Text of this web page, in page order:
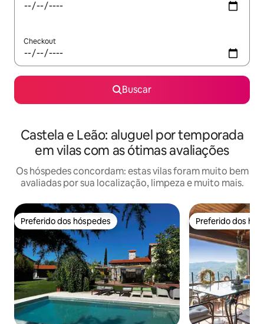
Checkout
Buscar
Castela e Leão: aluguel por temporada
em vilas com as ótimas avaliações
Os hóspedes concordam: estas vilas foram muito bem
avaliadas por sua localização, limpeza e muito mais.
Preferido dos hóspedes
Preferido dos hóspedes Preferido dos
Preferido dos